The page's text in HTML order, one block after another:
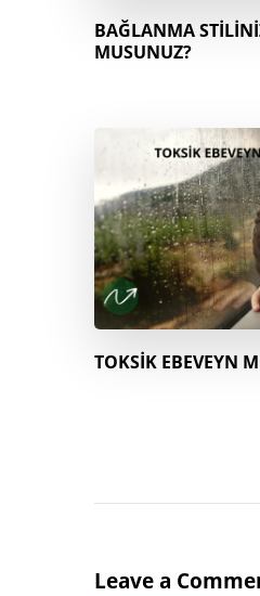
BAĞLANMA
MUSUNUZ?
TOKSİK EBEVEYN
Leave a